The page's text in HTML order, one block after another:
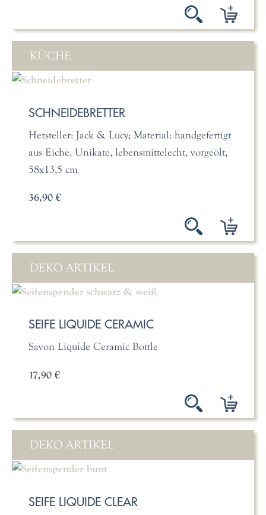
KÜCHE
SCHNEIDEBRETTER
Hersteller: Jack & Lucy; Material: handgefertigt
aus Eiche, Unikate, lebensmittelecht, vorgeölt,
58x13,5 cm
36,90 €
DEKO ARTIKEL
SEIFE LIQUIDE CERAMIC
Savon Liquide Ceramic Bottle
17,90 €
DEKO ARTIKEL
SEIFE LIQUIDE CLEAR